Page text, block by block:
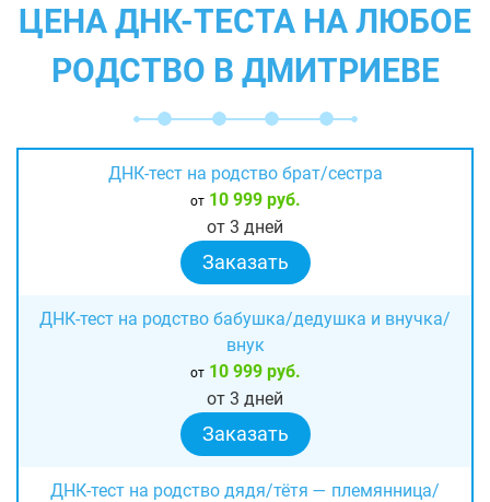
ЦЕНА ДНК-ТЕСТА НА ЛЮБОЕ
РОДСТВО В ДМИТРИЕВЕ
ДНК-тест на родство брат/сестра
от10 999 руб.
от 3 дней
Заказать
ДНК-тест на родство бабушка/дедушка и внучка/
внук
от10 999 руб.
от 3 дней
Заказать
ДНК-тест на родство дядя/тётя — племянница/